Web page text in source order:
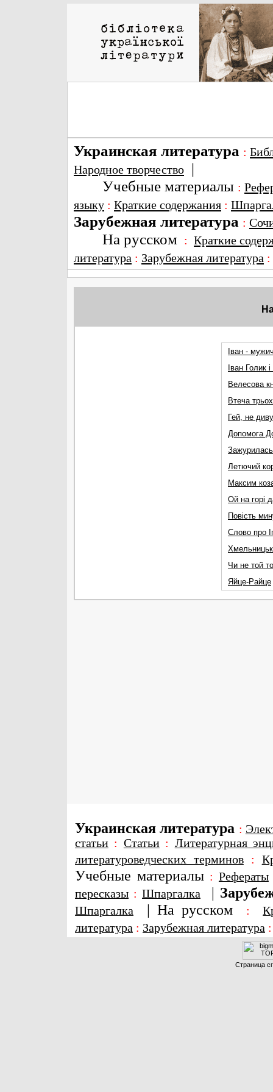
Украинская литература :
Народное творчество |
Учебные материалы :
языку : Краткие содержания :
Зарубежная литература :
На русском : Краткие
литература : Зарубежная литература
Іван -
Іван Голик
Велесова
Втеча
Гей, не
Допомога
Летючий
Максим
Ой на горі
Повість
Слово про
Чи не той
Яйце-Райце
Украинская литература :
статьи : Статьи: Литературная
литературоведческих терминов:
Учебные материалы : Рефераты
пересказы : Шпаргалка |
Шпаргалка | На русском :
литература : Зарубежная литература
Страница